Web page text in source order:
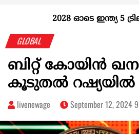
KERALA @70
2028 ഓടെ ഇന്ത്യ 5
GLOBAL
ബിറ്റ് കോയിൻ
കൂടുതൽ റഷ്യയിൽ
livenewage September 12, 2024